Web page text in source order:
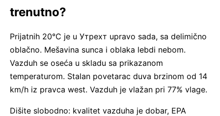
trenutno?
Prijatnih 20°C je u Утрехт upravo sada, sa delimično
oblačno. Mešavina sunca i oblaka lebdi nebom.
Vazduh se oseća u skladu sa prikazanom
temperaturom. Stalan povetarac duva brzinom od 14
km/h iz pravca west. Vazduh je vlažan pri 77% vlage.
Dišite slobodno: kvalitet vazduha je dobar, EPA